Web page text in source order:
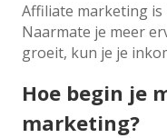
Affiliate marketing is
Naarmate je meer
groeit, kun je je
Hoe begin je
marketing?